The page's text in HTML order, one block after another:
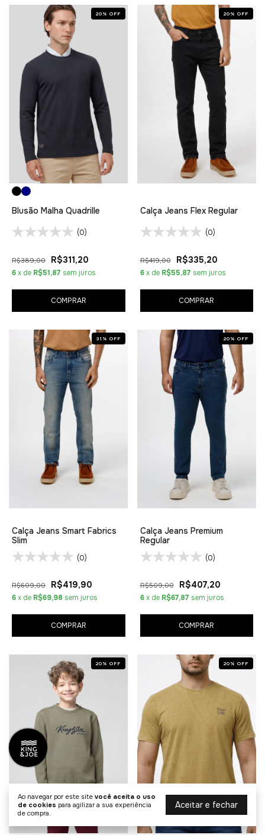
Ao navegar por este site você aceita o uso
de cookies para agilizar a sua experiência
de compra.
Aceitar e fechar
20 % OFF
Blusão Malha Quadrille
(0)
R$389,00 R$311,20
6x de R$51,87 sem juros
COMPRAR
20 % OFF
Calça Jeans Flex Regular
(0)
R$419,00 R$335,20
6 x de R$55,87 sem juros
COMPRAR
31 % OFF
Calça Jeans Smart Fabrics
Slim
(0)
R$609,00 R$419,90
6x de R$69,98 sem juros
COMPRAR
20 % OFF
Calça Jeans Premium
Regular
(0)
R$509,00 R$407,20
6 x de R$67,87 sem juros
COMPRAR
20 % OFF 20 % OFF